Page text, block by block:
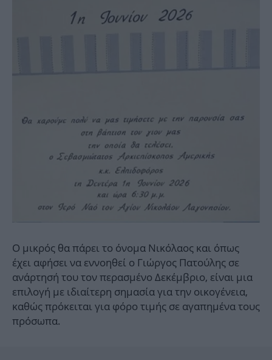
Ο μικρός θα πάρει το όνομα Νικόλαος και όπως
έχει αφήσει να εννοηθεί ο Γιώργος Πατούλης σε
ανάρτησή του τον περασμένο Δεκέμβριο, είναι μια
επιλογή με ιδιαίτερη σημασία για την οικογένεια,
καθώς πρόκειται για φόρο τιμής σε αγαπημένα τους
πρόσωπα.